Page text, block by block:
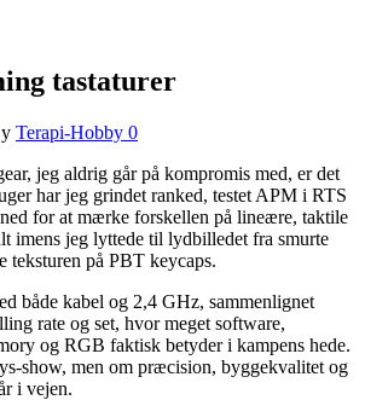
tastaturer
Terapi-Hobby 0
jeg aldrig går på kompromis med, er det
har jeg grindet ranked, testet APM i RTS
for at mærke forskellen på lineære, taktile
imens jeg lyttede til lydbilledet fra smurte
teksturen på PBT keycaps.
både kabel og 2,4 GHz, sammenlignet
rate og set, hvor meget software,
og RGB faktisk betyder i kampens hede.
show, men om præcision, byggekvalitet og
i vejen.